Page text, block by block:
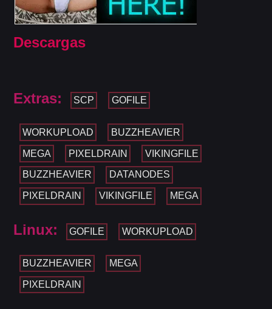
Descargas
Extras: SCP GOFILE
WORKUPLOAD BUZZHEAVIER
MEGA PIXELDRAIN VIKINGFILE
BUZZHEAVIER DATANODES
PIXELDRAIN VIKINGFILE MEGA
Linux: GOFILE WORKUPLOAD
BUZZHEAVIER MEGA
PIXELDRAIN